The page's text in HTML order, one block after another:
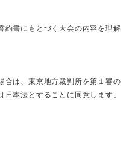
約書にもとづく大会の内容を理解
合は、東京地方裁判所を第１審の
本法とすることに同意します。